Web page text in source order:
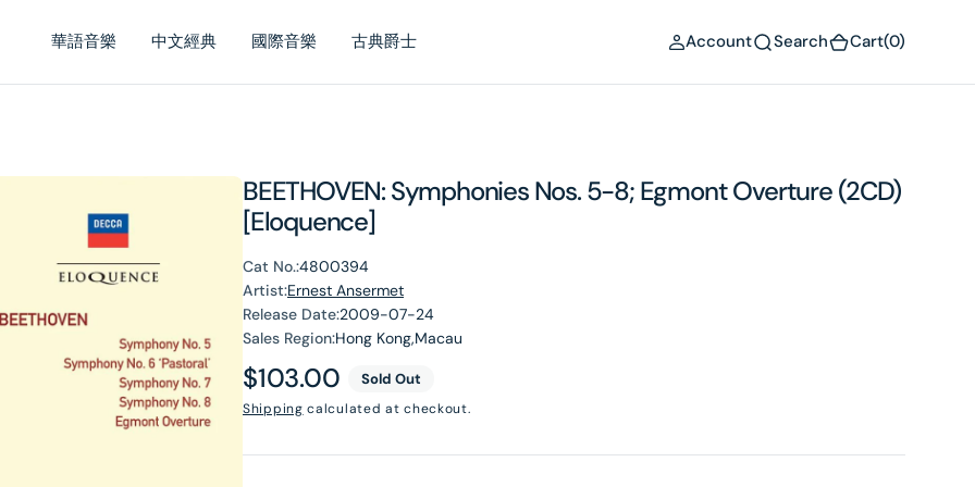
華語音樂 中文經典 國際音樂 古典爵士 Account Search Cart(0)
BEETHOVEN: Symphonies Nos. 5-8; Egmont Overture (2CD)
[Eloquence]
Cat No.:4800394
Artist:Ernest Ansermet
Release Date:2009-07-24
Sales Region:Hong Kong,Macau
Regular
price
$103.00 Sold Out
Shipping calculated at checkout.